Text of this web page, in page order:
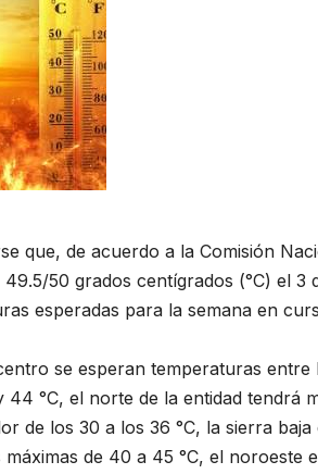
que, de acuerdo a la Comisión
50 grados centígrados (°C) el 3
esperadas para la semana en
se esperan temperaturas
44 °C, el norte de la entidad tendrá
de los 30 a los 36 °C, la sierra
de 40 a 45 °C, el